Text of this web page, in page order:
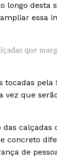
desta
essa
que
pela
que
calçadas
concreto
de